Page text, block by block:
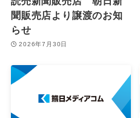
聞販売店より譲渡のお知
らせ
2026年7月30日